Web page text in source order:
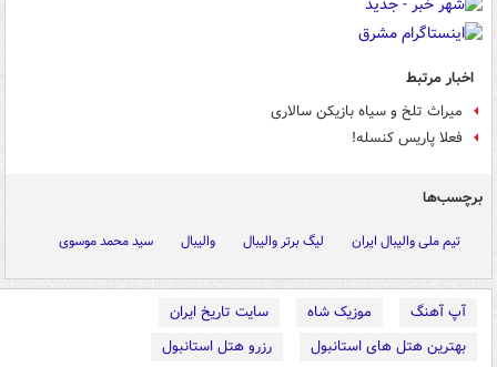
اخبار مرتبط
میراث تلخ و سیاه بازیکن سالاری
فعلا پاریس کنسله!
برچسب‌ها
تیم ملی والیبال ایران لیگ برتر والیبال والیبال سید محمد موسوی
آپ آهنگ موزیک شاه
سایت تاریخ ایران
بهترین هتل های استانبول
رزرو هتل استانبول